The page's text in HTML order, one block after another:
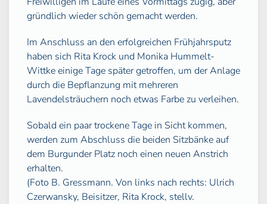
gründlich wieder schön gemacht werden.
Im Anschluss an den erfolgreichen Frühjahrsputz
haben sich Rita Krock und Monika Hummelt-
Wittke einige Tage später getroffen, um der Anlage
durch die Bepflanzung mit mehreren
Lavendelsträuchern noch etwas Farbe zu verleihen.
Sobald ein paar trockene Tage in Sicht kommen,
werden zum Abschluss die beiden Sitzbänke auf
dem Burgunder Platz noch einen neuen Anstrich
erhalten.
(Foto B. Gressmann. Von links nach rechts: Ulrich
Czerwansky, Beisitzer, Rita Krock, stellv.